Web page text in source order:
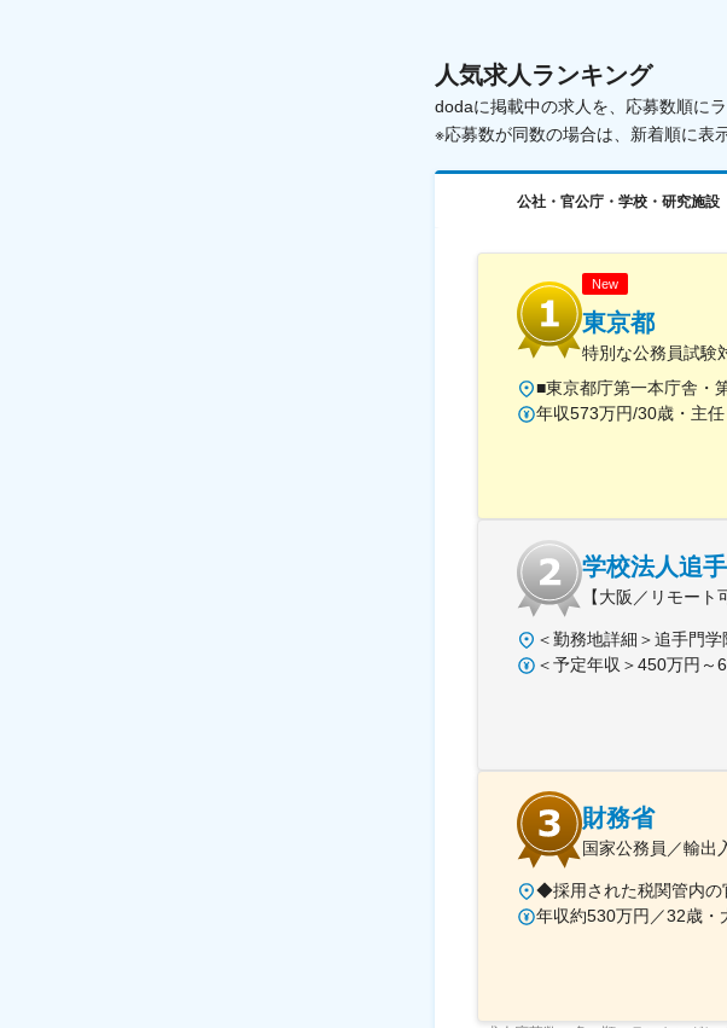
人気求人ランキング
dodaに掲載中の求人を、応募数順に
※応募数が同数の場合は、新着順に表
公社・官公庁・学校・研究施設
New
東京都
特別な公務員試験
学校法人追
【大阪／リモー
財務省
国家公務員／輸出